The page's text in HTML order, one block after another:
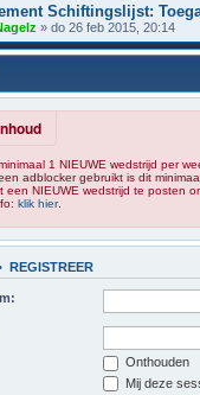
Schiftingslijst:
» do 26 feb 2015, 20:14
1 NIEUWE wedstrijd per
adblocker gebruikt is dit
een NIEUWE wedstrijd te posten
klik hier.
REGISTREER
Onthouden
Mij deze